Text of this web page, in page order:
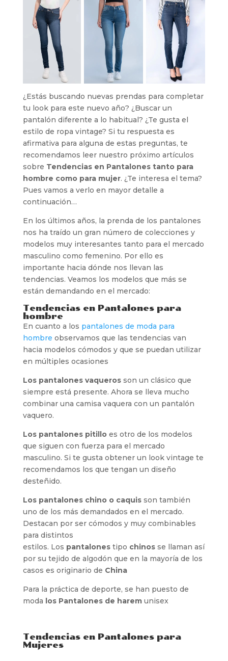
¿Estás buscando nuevas prendas para completar
tu look para este nuevo año? ¿Buscar un
pantalón diferente a lo habitual? ¿Te gusta el
estilo de ropa vintage? Si tu respuesta es
afirmativa para alguna de estas preguntas, te
recomendamos leer nuestro próximo artículos
sobre Tendencias en Pantalones tanto para
hombre como para mujer. ¿Te interesa el tema?
Pues vamos a verlo en mayor detalle a
continuación…
En los últimos años, la prenda de los pantalones
nos ha traído un gran número de colecciones y
modelos muy interesantes tanto para el mercado
masculino como femenino. Por ello es
importante hacia dónde nos llevan las
tendencias. Veamos los modelos que más se
están demandando en el mercado:
Tendencias en Pantalones para
hombre
En cuanto a los pantalones de moda para
hombre observamos que las tendencias van
hacia modelos cómodos y que se puedan utilizar
en múltiples ocasiones
Los pantalones vaquerosson un clásico que
siempre está presente. Ahora se lleva mucho
combinar una camisa vaquera con un pantalón
vaquero.
Los pantalones pitilloes otro de los modelos
que siguen con fuerza para el mercado
masculino. Si te gusta obtener un look vintage te
recomendamos los que tengan un diseño
desteñido.
Los pantalones chino o caquisson también
uno de los más demandados en el mercado.
Destacan por ser cómodos y muy combinables
para distintos
estilos. Los pantalonestipo chinosse llaman así
por su tejido de algodón que en la mayoría de los
casos es originario de China
Para la práctica de deporte, se han puesto de
moda los Pantalones de haremunisex
Tendencias en Pantalones para
Mujeres